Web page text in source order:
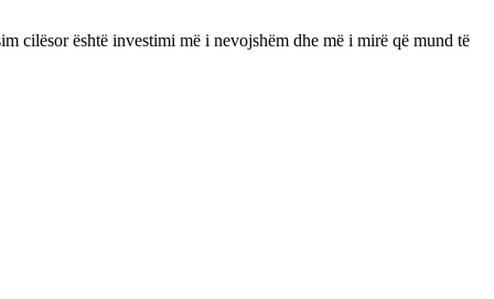
cilësor është investimi më i nevojshëm dhe më i mirë që mund të